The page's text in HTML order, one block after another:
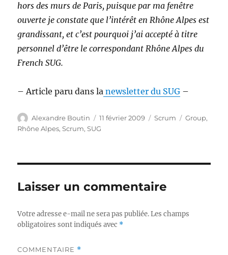
hors des murs de Paris, puisque par ma fenêtre
ouverte je constate que l’intérêt en Rhône Alpes est
grandissant, et c’est pourquoi j’ai accepté à titre
personnel d’être le correspondant Rhône Alpes du
French SUG.
– Article paru dans la newsletter du SUG –
Auteur
Alexandre Boutin
Publié
le
11 février 2009 Catégories
Scrum Étiquettes
Group,
Rhône Alpes,Scrum,SUG
Laisser un commentaire
Votre adresse e-mail ne sera pas publiée. Les champs
obligatoires sont indiqués avec *
COMMENTAIRE *